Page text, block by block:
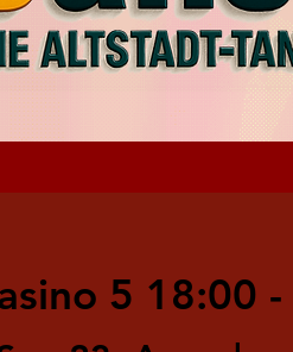
5 18:00